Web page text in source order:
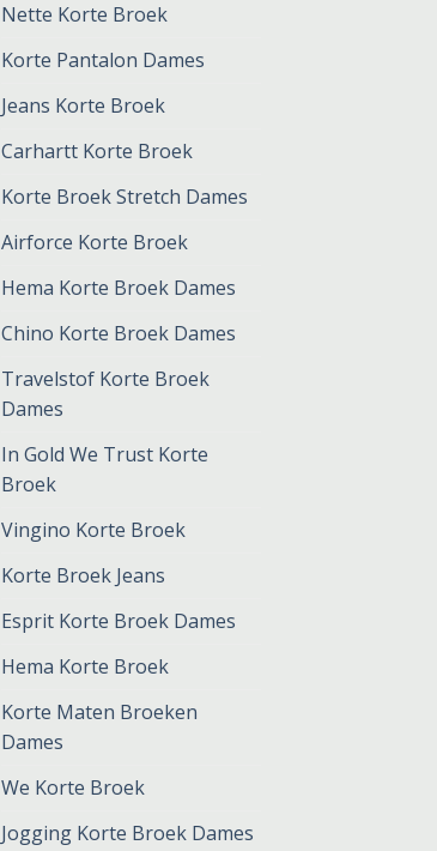
Nette Korte Broek
Korte Pantalon Dames
Jeans Korte Broek
Carhartt Korte Broek
Korte Broek Stretch Dames
Airforce Korte Broek
Hema Korte Broek Dames
Chino Korte Broek Dames
Travelstof Korte Broek
Dames
In Gold We Trust Korte
Broek
Vingino Korte Broek
Korte Broek Jeans
Esprit Korte Broek Dames
Hema Korte Broek
Korte Maten Broeken
Dames
We Korte Broek
Jogging Korte Broek Dames